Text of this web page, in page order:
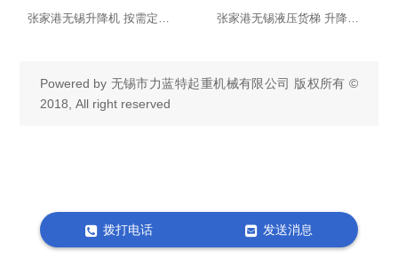
张家港无锡升降机 按需定制 性价比高的货梯 张家港无锡液压货梯 升降稳定
Powered by 无锡市力蓝特起重机械有限公司 版权所有 ©
2018, All right reserved
拨打电话 发送消息